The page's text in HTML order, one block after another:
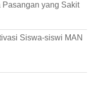
yang Sakit
Siswa-siswi MAN